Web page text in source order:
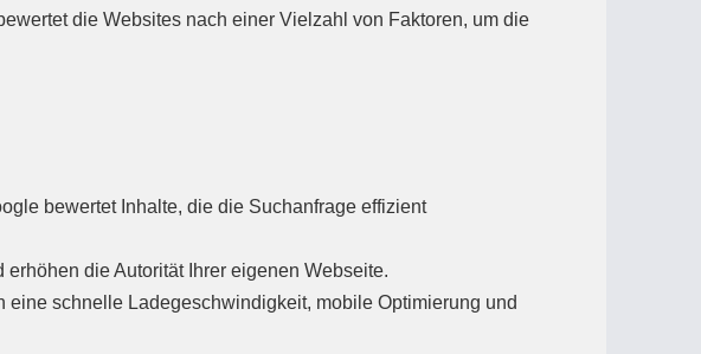
die Websites nach einer Vielzahl von Faktoren, um die
bewertet Inhalte, die die Suchanfrage effizient
die Autorität Ihrer eigenen Webseite.
schnelle Ladegeschwindigkeit, mobile Optimierung und